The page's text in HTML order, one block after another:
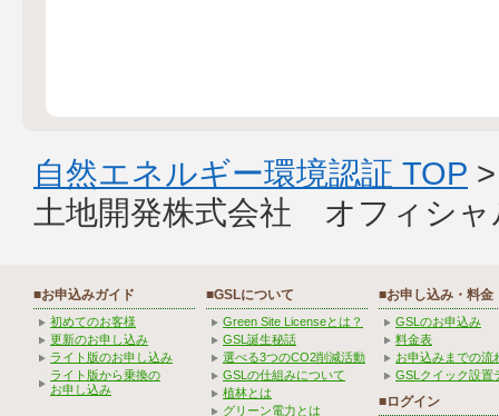
自然エネルギー環境認証 TOP
土地開発株式会社 オフィシャ
■お申込みガイド
初めてのお客様
更新のお申し込み
ライト版のお申し込み
ライト版から乗換の
お申し込み
■GSLについて
Green Site Licenseとは？
GSL誕生秘話
選べる3つのCO2削減活動
GSLの仕組みについて
植林とは
グリーン電力とは
■お申し込み・料金
GSLのお申込み
料金表
お申込みまでの流
GSLクイック設置
■ログイン